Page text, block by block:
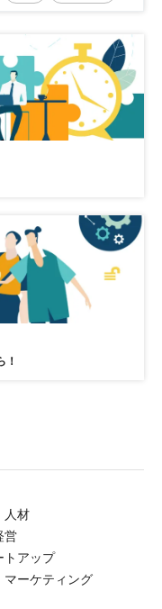
！
人材
営
トアップ
マーケティング